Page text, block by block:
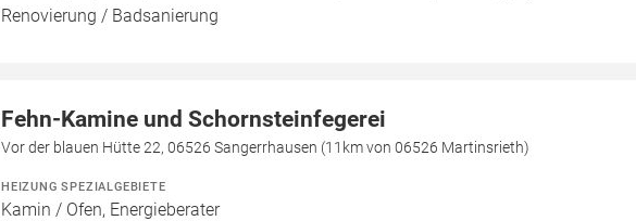
Renovierung / Badsanierung
Fehn-Kamine und Schornsteinfegerei
Vor der blauen Hütte 22, 06526 Sangerrhausen (11km von 06526 Martinsrieth)
HEIZUNG SPEZIALGEBIETE
Kamin / Ofen, Energieberater